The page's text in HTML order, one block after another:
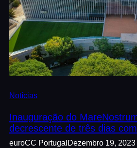
Notícias
Inauguração do
decrescente de três dias
euroCC Portugal Dezembro 19, 2023